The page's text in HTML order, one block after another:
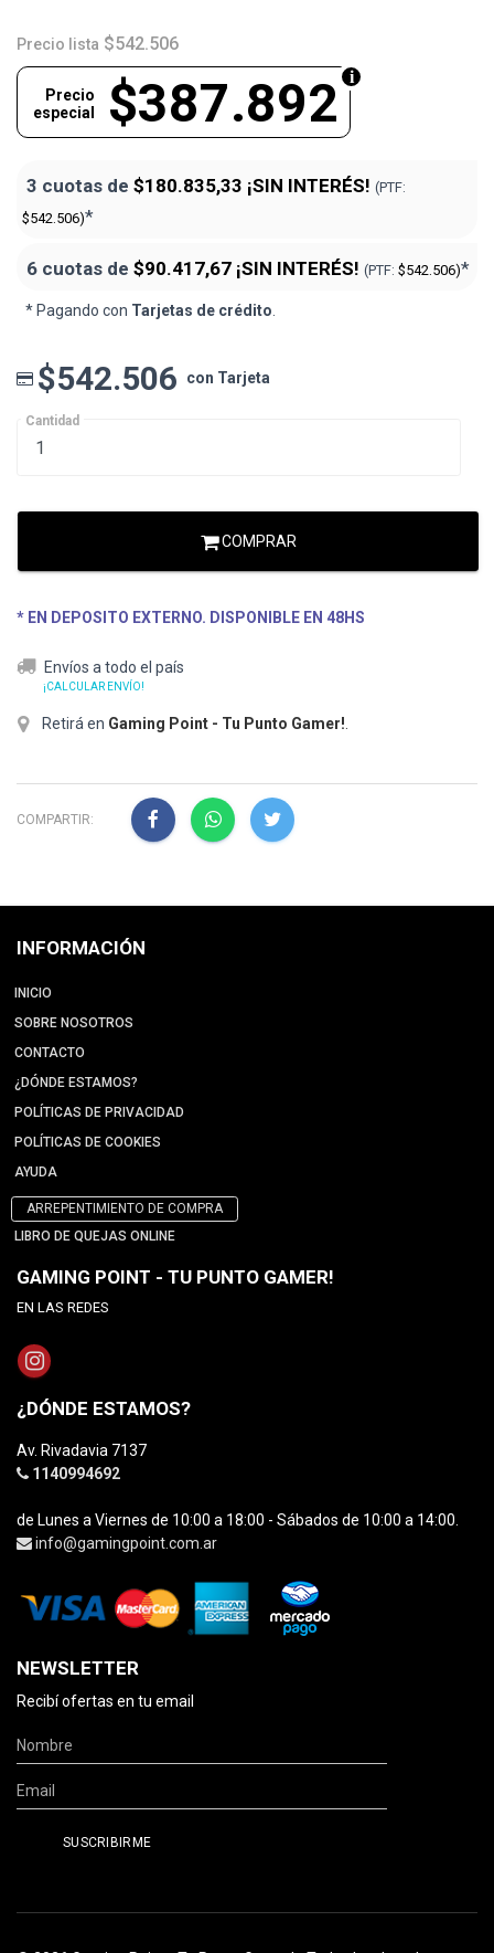
Precio lista $542.506
$387.892
Precio
especial
3 cuotas de $180.835,33 ¡SIN INTERÉS! (PTF:
$542.506)*
6 cuotas de $90.417,67 ¡SIN INTERÉS! (PTF: $542.506)*
* Pagando con Tarjetas de crédito.
$542.506 con Tarjeta
Cantidad
COMPRAR
* EN DEPOSITO EXTERNO. DISPONIBLE EN 48HS
Envíos a todo el país
¡CALCULAR ENVÍO!
Retirá en Gaming Point - Tu Punto Gamer!
COMPARTIR:
INFORMACIÓN
INICIO
SOBRE NOSOTROS
CONTACTO
¿DÓNDE ESTAMOS?
POLÍTICAS DE PRIVACIDAD
POLÍTICAS DE COOKIES
AYUDA
ARREPENTIMIENTO DE COMPRA
LIBRO DE QUEJAS ONLINE
GAMING POINT - TU PUNTO GAMER!
EN LAS REDES
¿DÓNDE ESTAMOS?
Av. Rivadavia 7137
1140994692
de Lunes a Viernes de 10:00 a 18:00 - Sábados de 10:00 a 14:00.
info@gamingpoint.com.ar
NEWSLETTER
Recibí ofertas en tu email